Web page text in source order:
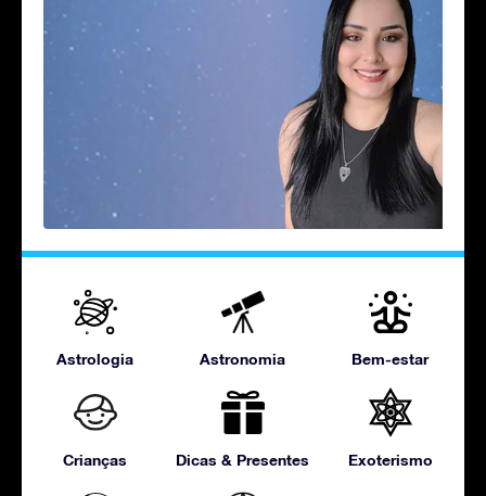
Astrologia Astronomia Bem-estar
Crianças Dicas & Presentes Exoterismo